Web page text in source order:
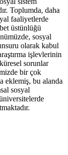
Toplumda, daha
faaliyetlerde
üstünlüğü
sosyal
olarak kabul
işlevlerinin
sorunlar
bir çok
eklemiş, bu alanda
sosyal